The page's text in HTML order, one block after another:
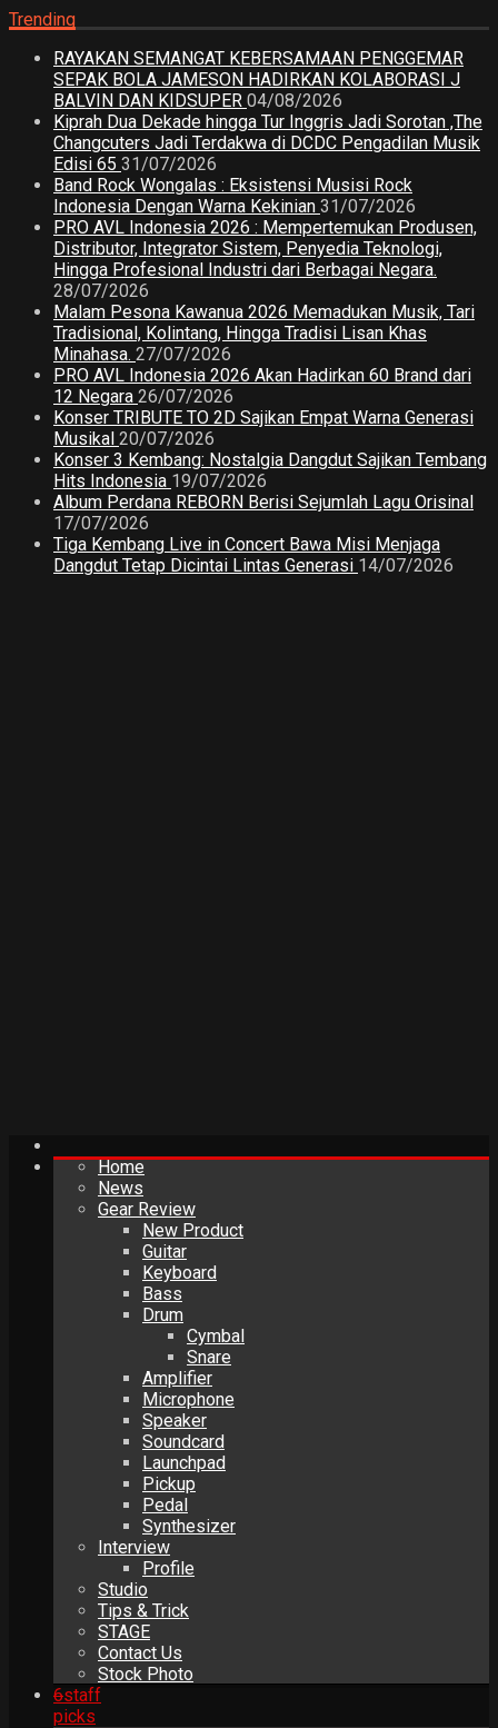
Trending
RAYAKAN SEMANGAT KEBERSAMAAN PENGGEMAR
SEPAK BOLA JAMESON HADIRKAN KOLABORASI J
BALVIN DAN KIDSUPER 04/08/2026
Kiprah Dua Dekade hingga Tur Inggris Jadi Sorotan ,The
Changcuters Jadi Terdakwa di DCDC Pengadilan Musik
Edisi 65 31/07/2026
Band Rock Wongalas : Eksistensi Musisi Rock
Indonesia Dengan Warna Kekinian 31/07/2026
PRO AVL Indonesia 2026 : Mempertemukan Produsen,
Distributor, Integrator Sistem, Penyedia Teknologi,
Hingga Profesional Industri dari Berbagai Negara.
28/07/2026
Malam Pesona Kawanua 2026 Memadukan Musik, Tari
Tradisional, Kolintang, Hingga Tradisi Lisan Khas
Minahasa. 27/07/2026
PRO AVL Indonesia 2026 Akan Hadirkan 60 Brand dari
12 Negara 26/07/2026
Konser TRIBUTE TO 2D Sajikan Empat Warna Generasi
Musikal 20/07/2026
Konser 3 Kembang: Nostalgia Dangdut Sajikan Tembang
Hits Indonesia 19/07/2026
Album Perdana REBORN Berisi Sejumlah Lagu Orisinal
17/07/2026
Tiga Kembang Live in Concert Bawa Misi Menjaga
Dangdut Tetap Dicintai Lintas Generasi 14/07/2026
Home
News
Gear Review
New Product
Guitar
Keyboard
Bass
Drum
Cymbal
Snare
Amplifier
Microphone
Speaker
Soundcard
Launchpad
Pickup
Pedal
Synthesizer
Interview
Profile
Studio
Tips & Trick
STAGE
Contact Us
Stock Photo
6staff
picks